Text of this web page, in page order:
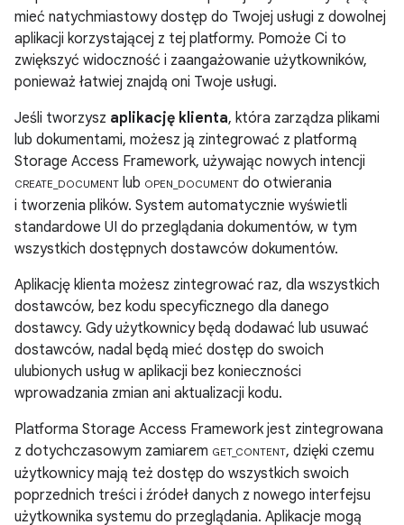
mieć natychmiastowy dostęp do Twojej usługi z dowolnej
aplikacji korzystającej z tej platformy. Pomoże Ci to
zwiększyć widoczność i zaangażowanie użytkowników,
ponieważ łatwiej znajdą oni Twoje usługi.
Jeśli tworzysz aplikację klienta, która zarządza plikami
lub dokumentami, możesz ją zintegrować z platformą
Storage Access Framework, używając nowych intencji
CREATE_DOCUMENT lub OPEN_DOCUMENT do otwierania
i tworzenia plików. System automatycznie wyświetli
standardowe UI do przeglądania dokumentów, w tym
wszystkich dostępnych dostawców dokumentów.
Aplikację klienta możesz zintegrować raz, dla wszystkich
dostawców, bez kodu specyficznego dla danego
dostawcy. Gdy użytkownicy będą dodawać lub usuwać
dostawców, nadal będą mieć dostęp do swoich
ulubionych usług w aplikacji bez konieczności
wprowadzania zmian ani aktualizacji kodu.
Platforma Storage Access Framework jest zintegrowana
z dotychczasowym zamiarem GET_CONTENT, dzięki czemu
użytkownicy mają też dostęp do wszystkich swoich
poprzednich treści i źródeł danych z nowego interfejsu
użytkownika systemu do przeglądania. Aplikacje mogą